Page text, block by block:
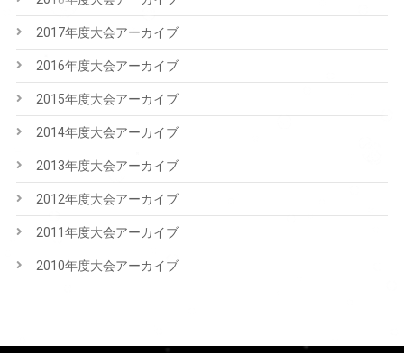
2017年度大会アーカイブ
2016年度大会アーカイブ
2015年度大会アーカイブ
2014年度大会アーカイブ
2013年度大会アーカイブ
2012年度大会アーカイブ
2011年度大会アーカイブ
2010年度大会アーカイブ